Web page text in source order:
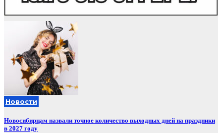
Новости
Новосибирцам назвали точное количество выходных дней на праздники
в 2027 году